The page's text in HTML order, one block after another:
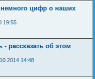
цифр о наших
19:55
рассказать об этом
2014 14:48